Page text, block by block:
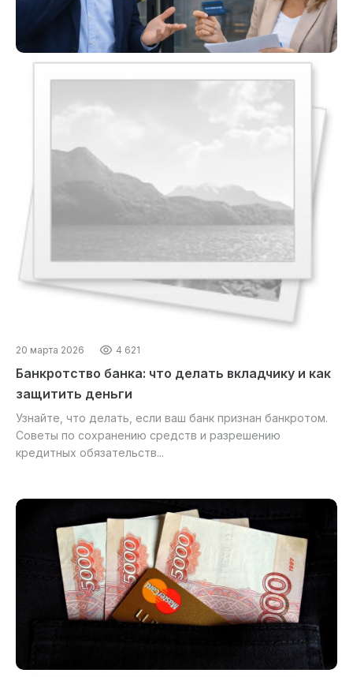
20 марта 2026 4 621
Банкротство банка: что делать вкладчику и как
защитить деньги
Узнайте, что делать, если ваш банк признан банкротом.
Советы по сохранению средств и разрешению
кредитных обязательств...